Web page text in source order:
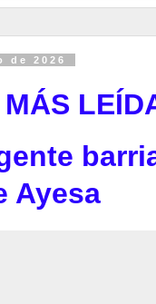
de 2026
Ayesa